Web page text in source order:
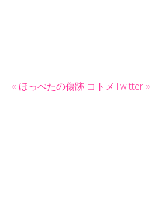
« ほっぺたの傷跡 コトメTwitter »